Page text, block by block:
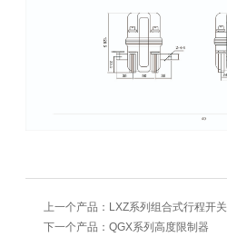
上一个产品： LXZ系列组合式行程开关
下一个产品：QGX系列高度限制器